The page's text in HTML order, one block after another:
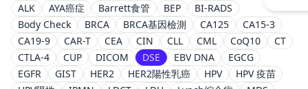
ALK
AYA癌症 Barrett食管 BEP
BI-RADS
Body Check
BRCA BRCA基因檢測 CA125
CA15-3
CA19-9
CAR-T CEA CIN CLL CML CoQ10
CT
CTLA-4
CUP DICOM DSE EBV DNA
EGCG
EGFR
GIST HER2 HER2陽性乳癌 HPV
HPV 疫苗